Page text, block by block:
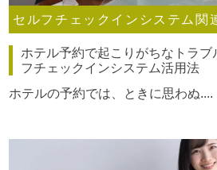
セルフチェックインシステム関
ホテル予約で起こりがちなトラ
フチェックインシステム活用法
ホテルの予約では、ときに思わぬ....